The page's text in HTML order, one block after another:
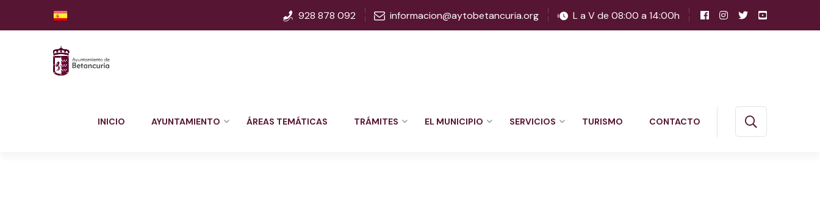
928 878 092 informacion@aytobetancuria.org L a V de 08:00 a 14:00h
INICIO AYUNTAMIENTO ÁREAS TEMÁTICAS TRÁMITES EL MUNICIPIO SERVICIOS TURISMO CONTACTO